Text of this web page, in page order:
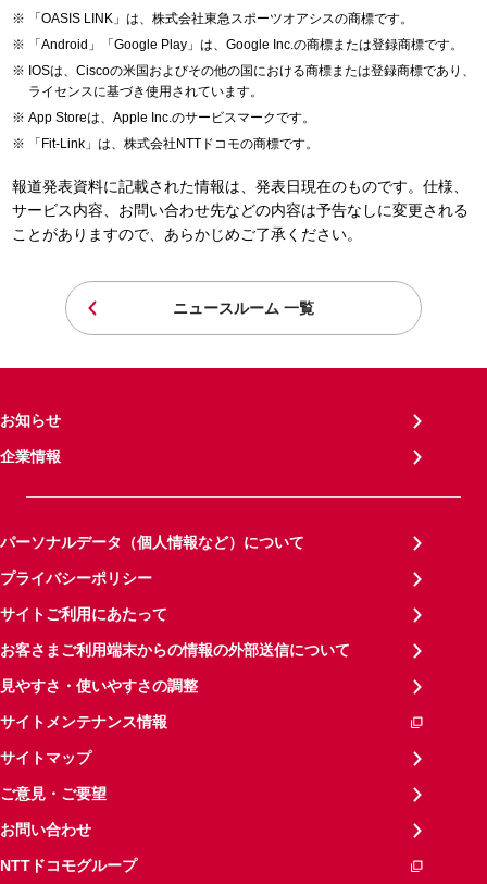
「OASIS LINK」は、株式会社東急スポーツオアシスの商標です。
「Android」「Google Play」は、Google Inc.の商標または登録商標です。
IOSは、Ciscoの米国およびその他の国における商標または登録商標であり、
ライセンスに基づき使用されています。
App Storeは、Apple Inc.のサービスマークです。
「Fit-Link」は、株式会社NTTドコモの商標です。
報道発表資料に記載された情報は、発表日現在のものです。仕様、
サービス内容、お問い合わせ先などの内容は予告なしに変更される
ことがありますので、あらかじめご了承ください。
ニュースルーム 一覧
お知らせ
企業情報
パーソナルデータ（個人情報など）について
プライバシーポリシー
サイトご利用にあたって
お客さまご利用端末からの情報の外部送信について
見やすさ・使いやすさの調整
サイトメンテナンス情報
サイトマップ
ご意見・ご要望
お問い合わせ
NTTドコモグループ